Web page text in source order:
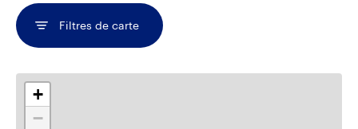
Filtres de carte
Carte interactive montrant les emplacements des
+
−